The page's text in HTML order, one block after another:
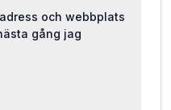
och webbplats
gång jag